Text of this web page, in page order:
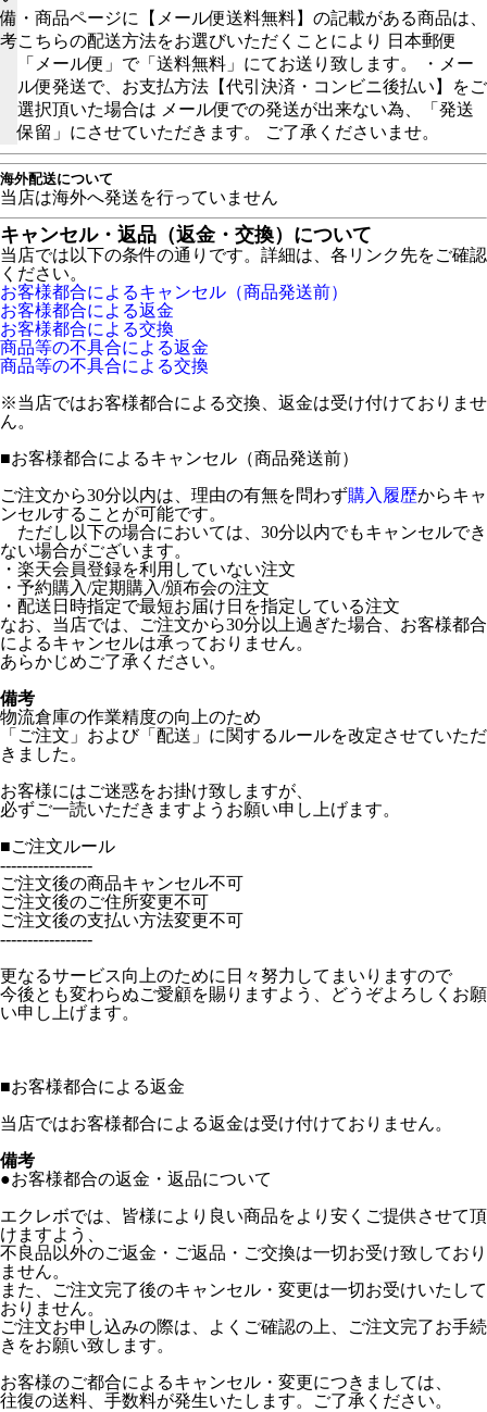
備
考
・商品ページに【メール便送料無料】の記載がある商品は、
こちらの配送方法をお選びいただくことにより 日本郵便
「メール便」で「送料無料」にてお送り致します。 ・メー
ル便発送で、お支払方法【代引決済・コンビニ後払い】をご
選択頂いた場合は メール便での発送が出来ない為、「発送
保留」にさせていただきます。 ご了承くださいませ。
海外配送について
当店は海外へ発送を行っていません
キャンセル・返品（返金・交換）について
当店では以下の条件の通りです。詳細は、各リンク先をご確認
ください。
お客様都合によるキャンセル（商品発送前）
お客様都合による返金
お客様都合による交換
商品等の不具合による返金
商品等の不具合による交換
※当店ではお客様都合による交換、返金は受け付けておりませ
ん。
■お客様都合によるキャンセル（商品発送前）
ご注文から30分以内は、理由の有無を問わず購入履歴からキャ
ンセルすることが可能です。
ただし以下の場合においては、30分以内でもキャンセルでき
ない場合がございます。
・楽天会員登録を利用していない注文
・予約購入/定期購入/頒布会の注文
・配送日時指定で最短お届け日を指定している注文
なお、当店では、ご注文から30分以上過ぎた場合、お客様都合
によるキャンセルは承っておりません。
あらかじめご了承ください。
備考
物流倉庫の作業精度の向上のため
「ご注文」および「配送」に関するルールを改定させていただ
きました。
お客様にはご迷惑をお掛け致しますが、
必ずご一読いただきますようお願い申し上げます。
■ご注文ルール
-----------------
ご注文後の商品キャンセル不可
ご注文後のご住所変更不可
ご注文後の支払い方法変更不可
-----------------
更なるサービス向上のために日々努力してまいりますので
今後とも変わらぬご愛顧を賜りますよう、どうぞよろしくお願
い申し上げます。
■お客様都合による返金
当店ではお客様都合による返金は受け付けておりません。
備考
●お客様都合の返金・返品について
エクレボでは、皆様により良い商品をより安くご提供させて頂
けますよう、
不良品以外のご返金・ご返品・ご交換は一切お受け致しており
ません。
また、ご注文完了後のキャンセル・変更は一切お受けいたして
おりません。
ご注文お申し込みの際は、よくご確認の上、ご注文完了お手続
きをお願い致します。
お客様のご都合によるキャンセル・変更につきましては、
往復の送料、手数料が発生いたします。ご了承ください。